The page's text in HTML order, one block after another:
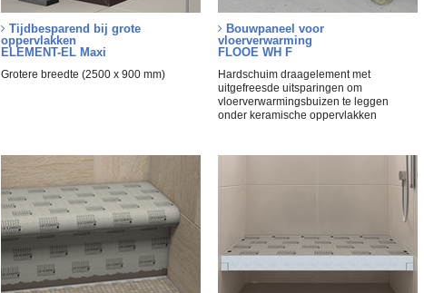
Tijdbesparend bij grote
oppervlakken
ELEMENT-EL Maxi
Grotere breedte (2500 x 900 mm)
Bouwpaneel voor
vloerverwarming
FLOOE WH F
Hardschuim draagelement met
uitgefreesde uitsparingen om
vloerverwarmingsbuizen te leggen
onder keramische oppervlakken